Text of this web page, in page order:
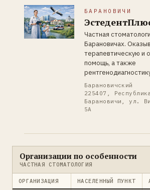
БАРАНОВИЧИ
Частная
Барановичах.
терапевтическую и
помощь, а также
Барановичский
225407,
Барановичи, ул.
5А
Организации по особенности
ЧАСТНАЯ СТОМАТОЛОГИЯ
ОРГАНИЗАЦИЯ НАСЕЛЕННЫЙ ПУНКТ